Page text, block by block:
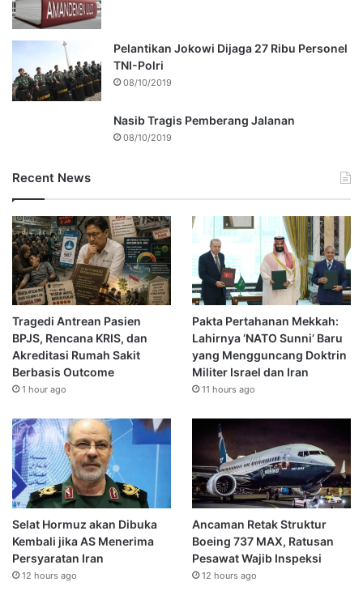
Pelantikan Jokowi Dijaga 27 Ribu Personel
TNI-Polri
08/10/2019
Nasib Tragis Pemberang Jalanan
08/10/2019
Recent News
Tragedi Antrean Pasien
BPJS, Rencana KRIS, dan
Akreditasi Rumah Sakit
Berbasis Outcome
1 hour ago
Pakta Pertahanan Mekkah:
Lahirnya ‘NATO Sunni’ Baru
yang Mengguncang Doktrin
Militer Israel dan Iran
11 hours ago
Selat Hormuz akan Dibuka
Kembali jika AS Menerima
Persyaratan Iran
12 hours ago
Ancaman Retak Struktur
Boeing 737 MAX, Ratusan
Pesawat Wajib Inspeksi
12 hours ago